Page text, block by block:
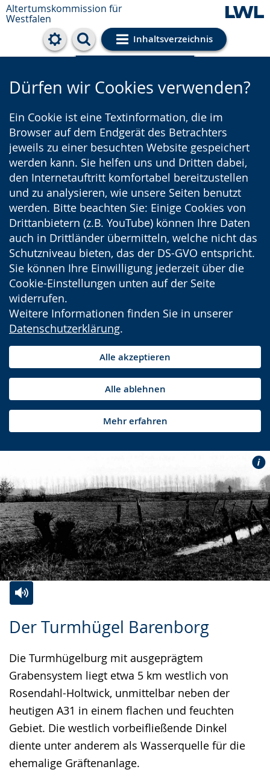
Altertumskommission für
Westfalen
Inhaltsverzeichnis
Cookie-Einstellungen
Dürfen wir Cookies verwenden?
Ein Cookie ist eine Textinformation, die im
Browser auf dem Endgerät des Betrachters
jeweils zu einer besuchten Website gespeichert
werden kann. Sie helfen uns und Dritten dabei,
den Internetauftritt komfortabel bereitzustellen
und zu analysieren, wie unsere Seiten benutzt
werden. Bitte beachten Sie: Einige Cookies von
Drittanbietern (z.B. YouTube) können Ihre Daten
auch in Drittländer übermitteln, welche nicht das
Schutzniveau bieten, das der DS-GVO entspricht.
Sie können Ihre Einwilligung jederzeit über die
Cookie-Einstellungen unten auf der Seite
widerrufen.
Weitere Informationen finden Sie in unserer
Datenschutzerklärung.
Alle akzeptieren
Alle ablehnen
Mehr erfahren
Der Turmhügel Barenborg
Die Turmhügelburg mit ausgeprägtem
Grabensystem liegt etwa 5 km westlich von
Rosendahl-Holtwick, unmittelbar neben der
heutigen A31 in einem flachen und feuchten
Gebiet. Die westlich vorbeifließende Dinkel
diente unter anderem als Wasserquelle für die
ehemalige Gräftenanlage.
Leichten
wechseln.
Audio-
Video
Deutscher
Gebärdensprache
wird
angezeigt.